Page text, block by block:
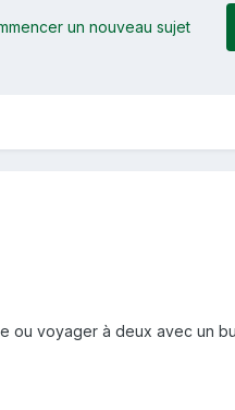
un nouveau sujet
ou voyager à deux avec un